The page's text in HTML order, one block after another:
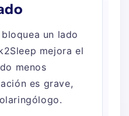
un lado
mejora el
menos
es grave,